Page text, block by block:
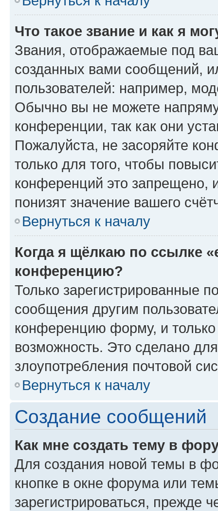
Что такое звание и как я
Звания, отображаемые под
созданных вами сообщений,
пользователей: например,
Обычно вы не можете
конференции, так как они
Пожалуйста, не засоряйте
только для того, чтобы
конференций это запрещено,
понизят значение вашего
Вернуться к началу
Когда я щёлкаю по ссылке
конференцию?
Только зарегистрированные
сообщения другим
конференцию форму, и
возможность. Это сделано
злоупотребления почтовой
Вернуться к началу
Создание сообщений
Как мне создать тему в
Для создания новой темы в
кнопке в окне форума или
зарегистрироваться, прежде